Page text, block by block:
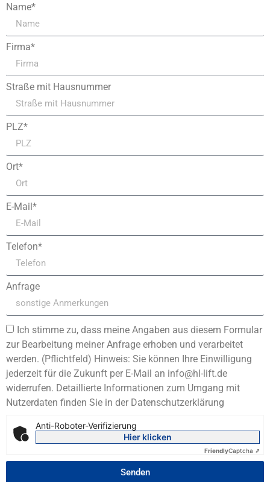
Name*
Firma*
Straße mit Hausnummer
PLZ*
Ort*
E-Mail*
Telefon*
Anfrage
Ich stimme zu, dass meine Angaben aus diesem Formular
zur Bearbeitung meiner Anfrage erhoben und verarbeitet
werden. (Pflichtfeld) Hinweis: Sie können Ihre Einwilligung
jederzeit für die Zukunft per E-Mail an info@hl-lift.de
widerrufen. Detaillierte Informationen zum Umgang mit
Nutzerdaten finden Sie in der Datenschutzerklärung
Anti-Roboter-Verifizierung
Hier klicken
FriendlyCaptcha ⇗
Senden